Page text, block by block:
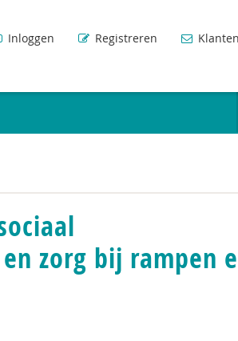
Inloggen Registreren
zorg bij rampen